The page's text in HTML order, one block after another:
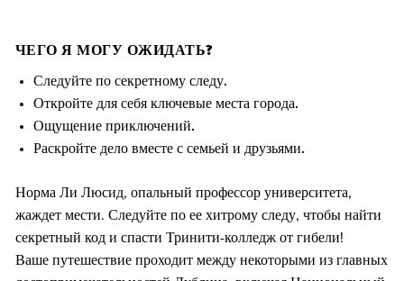
ЧЕГО Я МОГУ ОЖИДАТЬ?
Следуйте по секретному следу.
Откройте для себя ключевые места города.
Ощущение приключений.
Раскройте дело вместе с семьей и друзьями.
Норма Ли Люсид, опальный профессор университета,
жаждет мести. Следуйте по ее хитрому следу, чтобы найти
секретный код и спасти Тринити-колледж от гибели!
Ваше путешествие проходит между некоторыми из главных